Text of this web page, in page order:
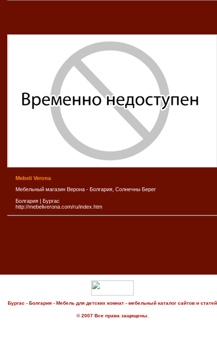
Mebeli Verona
Мебельный магазин Верона - Болгария, Солнечны Берег
Болгария | Бургас
http://mebeliverona.com/ru/index.htm
Бургас - Болгария - Мебель для детских комнат - мебельный каталог сайтов и статей
© 2007 Все права защищены.